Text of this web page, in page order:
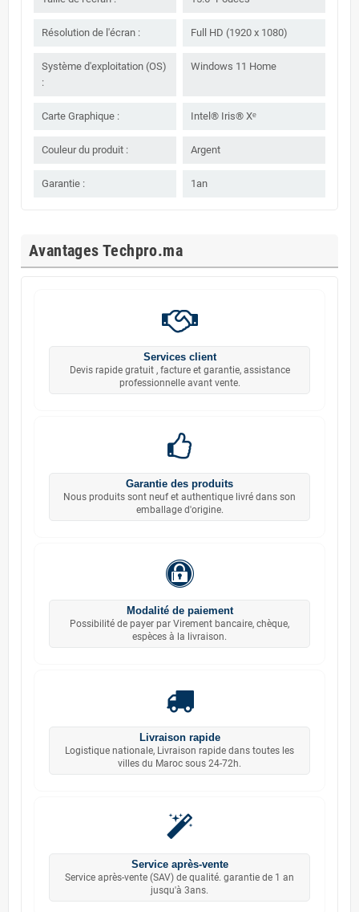
Résolution de l'écran : Full HD (1920 x 1080)
Système d'exploitation (OS)
:
Windows 11 Home
Carte Graphique : Intel® Iris® Xᵉ
Couleur du produit : Argent
Garantie : 1an
Avantages Techpro.ma
Services client
Devis rapide gratuit , facture et garantie, assistance
professionnelle avant vente.
Garantie des produits
Nous produits sont neuf et authentique livré dans son
emballage d'origine.
Modalité de paiement
Possibilité de payer par Virement bancaire, chèque,
espèces à la livraison.
Livraison rapide
Logistique nationale, Livraison rapide dans toutes les
villes du Maroc sous 24-72h.
Service après-vente
Service après-vente (SAV) de qualité. garantie de 1 an
jusqu'à 3ans.